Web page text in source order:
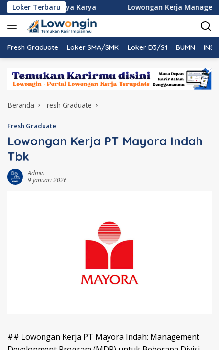
Langsung
ke
konten
Loker Terbaru
PT Nindya Karya Lowongan Kerja Management
Fresh Graduate Loker SMA/SMK Loker D3/S1 BUMN
Beranda Fresh Graduate
Fresh Graduate
Lowongan Kerja PT Mayora Indah
Tbk
Admin
9 Januari 2026
## Lowongan Kerja PT Mayora Indah: Management